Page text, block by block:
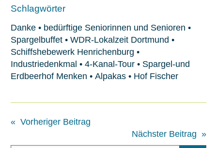
Schlagwörter
Danke• bedürftige Seniorinnen und Senioren •
Spargelbuffet• WDR-Lokalzeit Dortmund •
Schiffshebewerk Henrichenburg •
Industriedenkmal • 4-Kanal-Tour• Spargel-und
Erdbeerhof Menken • Alpakas• Hof Fischer
« Vorheriger Beitrag
Nächster Beitrag »